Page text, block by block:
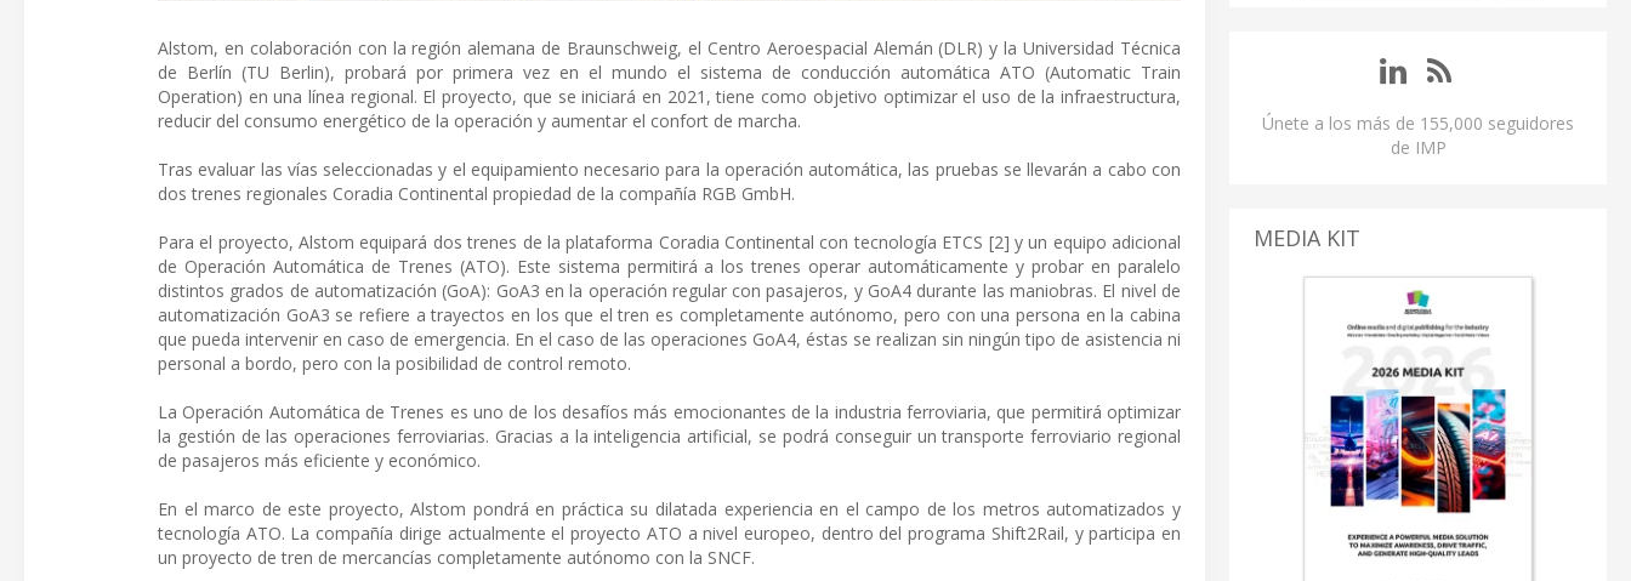
Alstom, en colaboración con la región alemana de Braunschweig, el Centro Aeroespacial Alemán (DLR) y la Universidad Técnica
de Berlín (TU Berlin), probará por primera vez en el mundo el sistema de conducción automática ATO (Automatic Train
Operation) en una línea regional. El proyecto, que se iniciará en 2021, tiene como objetivo optimizar el uso de la infraestructura,
reducir del consumo energético de la operación y aumentar el confort de marcha.
Tras evaluar las vías seleccionadas y el equipamiento necesario para la operación automática, las pruebas se llevarán a cabo con
dos trenes regionales Coradia Continental propiedad de la compañía RGB GmbH.
Para el proyecto, Alstom equipará dos trenes de la plataforma Coradia Continental con tecnología ETCS [2] y un equipo adicional
de Operación Automática de Trenes (ATO). Este sistema permitirá a los trenes operar automáticamente y probar en paralelo
distintos grados de automatización (GoA): GoA3 en la operación regular con pasajeros, y GoA4 durante las maniobras. El nivel de
automatización GoA3 se refiere a trayectos en los que el tren es completamente autónomo, pero con una persona en la cabina
que pueda intervenir en caso de emergencia. En el caso de las operaciones GoA4, éstas se realizan sin ningún tipo de asistencia ni
personal a bordo, pero con la posibilidad de control remoto.
La Operación Automática de Trenes es uno de los desafíos más emocionantes de la industria ferroviaria, que permitirá optimizar
la gestión de las operaciones ferroviarias. Gracias a la inteligencia artificial, se podrá conseguir un transporte ferroviario regional
de pasajeros más eficiente y económico.
En el marco de este proyecto, Alstom pondrá en práctica su dilatada experiencia en el campo de los metros automatizados y
tecnología ATO. La compañía dirige actualmente el proyecto ATO a nivel europeo, dentro del programa Shift2Rail, y participa en
un proyecto de tren de mercancías completamente autónomo con la SNCF.
Únete a los más de 155,000 seguidores
de IMP
MEDIA KIT